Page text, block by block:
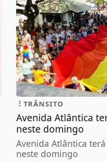
TRÂNSITO
Avenida Atlântica
neste domingo
Avenida Atlântica
neste domingo